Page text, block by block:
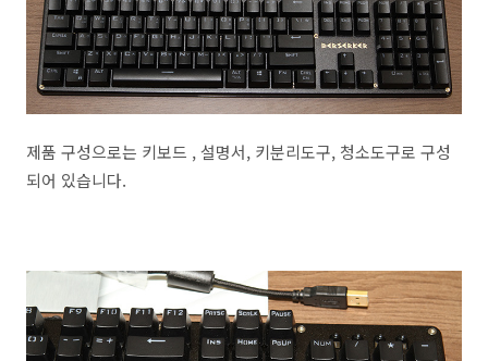
제품 구성으로는 키보드 , 설명서, 키분리도구, 청소도구로 구성
되어 있습니다.